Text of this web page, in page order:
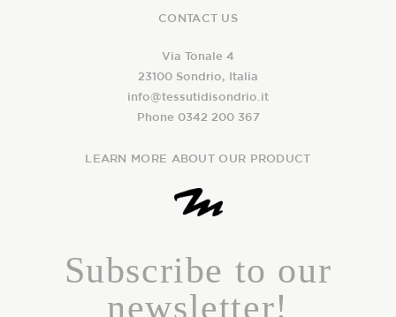
CONTACT US
Via Tonale 4
23100 Sondrio, Italia
info@tessutidisondrio.it
Phone 0342 200 367
LEARN MORE ABOUT OUR PRODUCT
Subscribe to our
newsletter!